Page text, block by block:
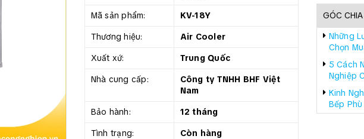
Mã sản phẩm:
KV-18Y
Thương hiệu:
Air Cooler
Xuất xứ:
Trung Quốc
Nhà cung cấp:
Công ty TNHH BHF Việt
Nam
Bảo hành:
12 tháng
Tình trạng:
Còn hàng
GÓC
Những
Chọn
5 Cách
Nghiệp
Kinh
Bếp